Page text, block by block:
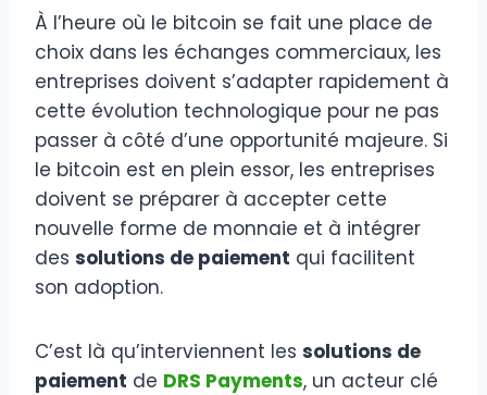
À l’heure où le bitcoin se fait une place de
choix dans les échanges commerciaux, les
entreprises doivent s’adapter rapidement à
cette évolution technologique pour ne pas
passer à côté d’une opportunité majeure. Si
le bitcoin est en plein essor, les entreprises
doivent se préparer à accepter cette
nouvelle forme de monnaie et à intégrer
des solutions de paiement qui facilitent
son adoption.
C’est là qu’interviennent les solutions de
paiement de DRS Payments, un acteur clé